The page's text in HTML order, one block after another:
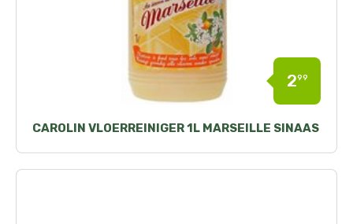
CAROLIN VLOERREINIGER 1L MARSEILLE SINAAS
299